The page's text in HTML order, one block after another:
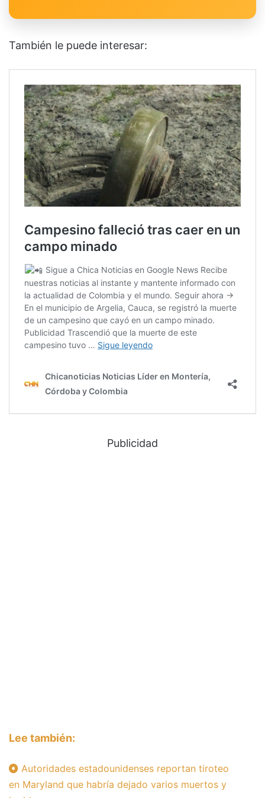
También le puede interesar:
Publicidad
Lee también:
Autoridades estadounidenses reportan tiroteo
en Maryland que habría dejado varios muertos y